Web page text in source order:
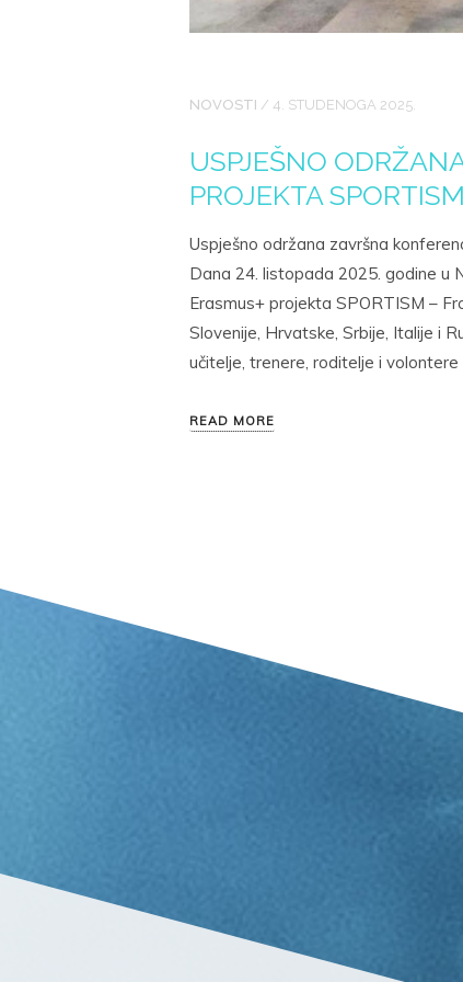
NOVOSTI / 4. STUDENOGA 2025.
USPJEŠNO
PROJEKTA
Uspješno održana završna
Dana 24. listopada 2025. godine u
Erasmus+ projekta SPORTISM –
Slovenije, Hrvatske, Srbije, Italije i
učitelje, trenere, roditelje i
READ MORE